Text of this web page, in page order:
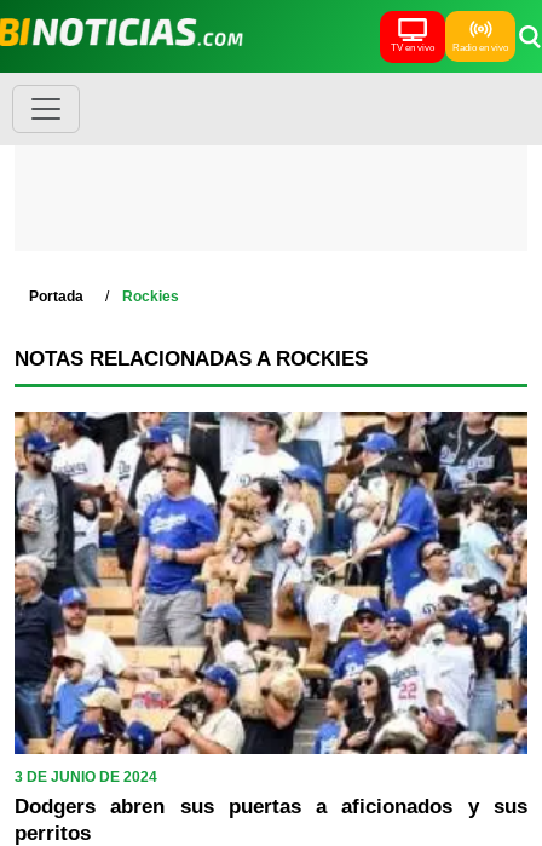
TV en vivo Radio en vivo
Portada Rockies
NOTAS RELACIONADAS A ROCKIES
3 DE JUNIO DE 2024
Dodgers abren sus puertas a aficionados y sus
perritos